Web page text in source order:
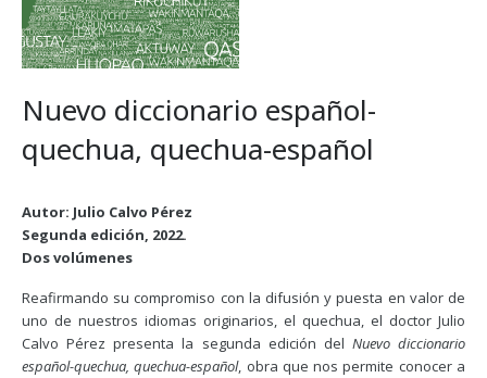
Nuevo diccionario español-
quechua, quechua-español
Autor: Julio Calvo Pérez
Segunda edición, 2022.
Dos volúmenes
Reafirmando su compromiso con la difusión y puesta en valor de
uno de nuestros idiomas originarios, el quechua, el doctor Julio
Calvo Pérez presenta la segunda edición del Nuevo diccionario
español-quechua, quechua-español, obra que nos permite conocer a